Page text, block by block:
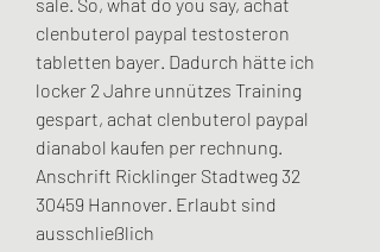
sale. So, what do you say, achat
clenbuterol paypal testosteron
tabletten bayer. Dadurch hätte ich
locker 2 Jahre unnützes Training
gespart, achat clenbuterol paypal
dianabol kaufen per rechnung.
Anschrift Ricklinger Stadtweg 32
30459 Hannover. Erlaubt sind
ausschließlich